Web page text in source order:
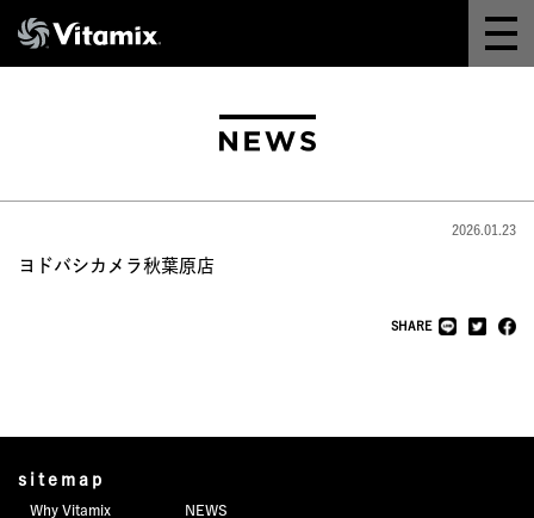
オンラインストア
2026.01.23
ヨドバシカメラ秋葉原店
SHARE
sitemap
Why Vitamix NEWS